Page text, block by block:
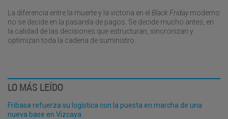
La diferencia entre la muerte y la victoria en el Black Fridaymoderno
no se decide en la pasarela de pagos. Se decide mucho antes, en
la calidad de las decisiones que estructuran, sincronizan y
optimizan toda la cadena de suministro.
LO MÁS LEÍDO
Fribasa refuerza su logística con la puesta en marcha de una
nueva base en Vizcaya